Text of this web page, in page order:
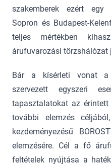
szakemberek ezért
Sopron és Budapest-
teljes mértékben
árufuvarozási törzshálózat
Bár a kísérleti vonat a
szervezett egyszeri
tapasztalatokat az
további elemzés
kezdeményezésű
elemzésére. Cél a fő
feltételek nyújtása a